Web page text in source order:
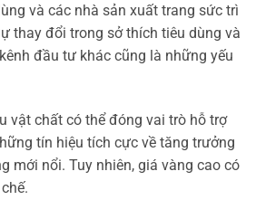
và các nhà sản xuất trang sức trì
thay đổi trong sở thích tiêu dùng và
đầu tư khác cũng là những yếu
vật chất có thể đóng vai trò hỗ trợ
tín hiệu tích cực về tăng trưởng
mới nổi. Tuy nhiên, giá vàng cao có